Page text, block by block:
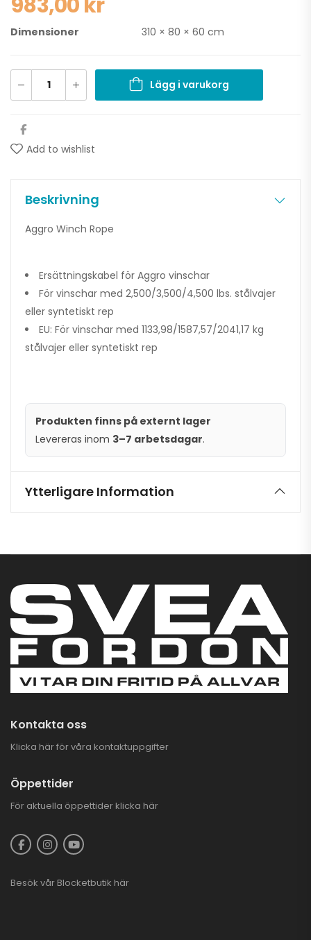
Dimensioner 310 × 80 × 60 cm
Lägg i varukorg
Add to wishlist
Beskrivning
Aggro Winch Rope
Ersättningskabel för Aggro vinschar
För vinschar med 2,500/3,500/4,500 lbs. stålvajer
eller syntetiskt rep
EU: För vinschar med 1133,98/1587,57/2041,17 kg
stålvajer eller syntetiskt rep
Produkten finns på externt lager
Levereras inom 3–7 arbetsdagar.
Ytterligare Information
Kontakta oss
Klicka här för våra kontaktuppgifter
Öppettider
För aktuella öppettider klicka här
Besök vår Blocketbutik här